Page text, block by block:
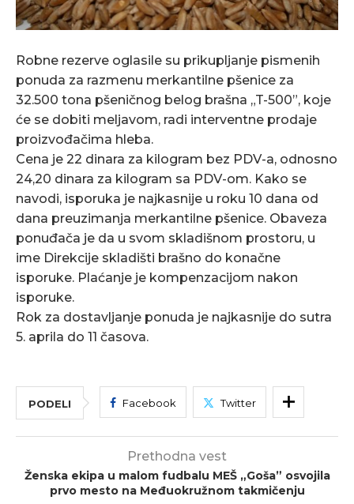
Robne rezerve oglasile su prikupljanje pismenih
ponuda za razmenu merkantilne pšenice za
32.500 tona pšeničnog belog brašna „T-500”, koje
će se dobiti meljavom, radi interventne prodaje
proizvođačima hleba.
Cena je 22 dinara za kilogram bez PDV-a, odnosno
24,20 dinara za kilogram sa PDV-om. Kako se
navodi, isporuka je najkasnije u roku 10 dana od
dana preuzimanja merkantilne pšenice. Obaveza
ponuđača je da u svom skladišnom prostoru, u
ime Direkcije skladišti brašno do konačne
isporuke. Plaćanje je kompenzacijom nakon
isporuke.
Rok za dostavljanje ponuda je najkasnije do sutra
5. aprila do 11 časova.
PODELI Facebook Twitter
Prethodna vest
Ženska ekipa u malom fudbalu MEŠ „Goša” osvojila
prvo mesto na Međuokružnom takmičenju